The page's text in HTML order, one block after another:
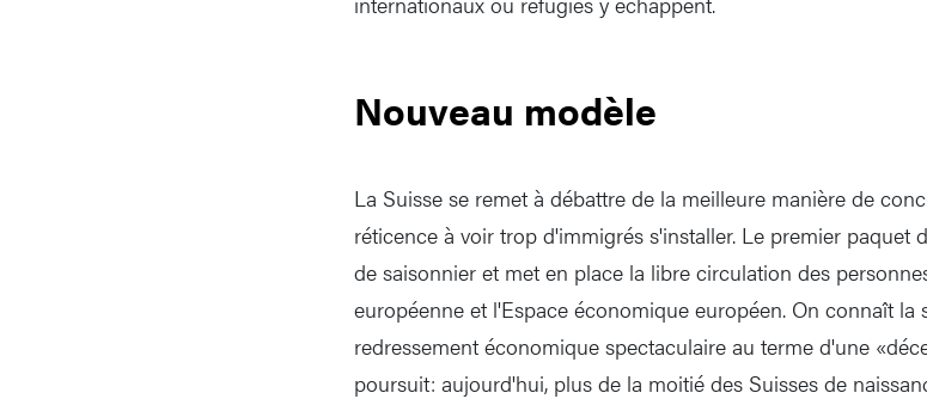
Nouveau modèle
La Suisse se remet à débattre de la meilleure manière de
réticence à voir trop d'immigrés s'installer. Le premier paquet
de saisonnier et met en place la libre circulation des
européenne et l'Espace économique européen. On connaît
redressement économique spectaculaire au terme d'une
poursuit: aujourd'hui, plus de la moitié des Suisses de